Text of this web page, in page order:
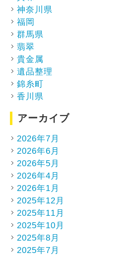
神奈川県
福岡
群馬県
翡翠
貴金属
遺品整理
錦糸町
香川県
アーカイブ
2026年7月
2026年6月
2026年5月
2026年4月
2026年1月
2025年12月
2025年11月
2025年10月
2025年8月
2025年7月